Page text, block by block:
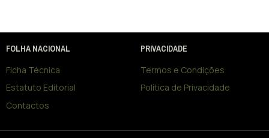
FOLHA NACIONAL
Ficha Técnica
Estatuto Editorial
Contactos
PRIVACIDADE
Termos e Condições
Política de Privacidade